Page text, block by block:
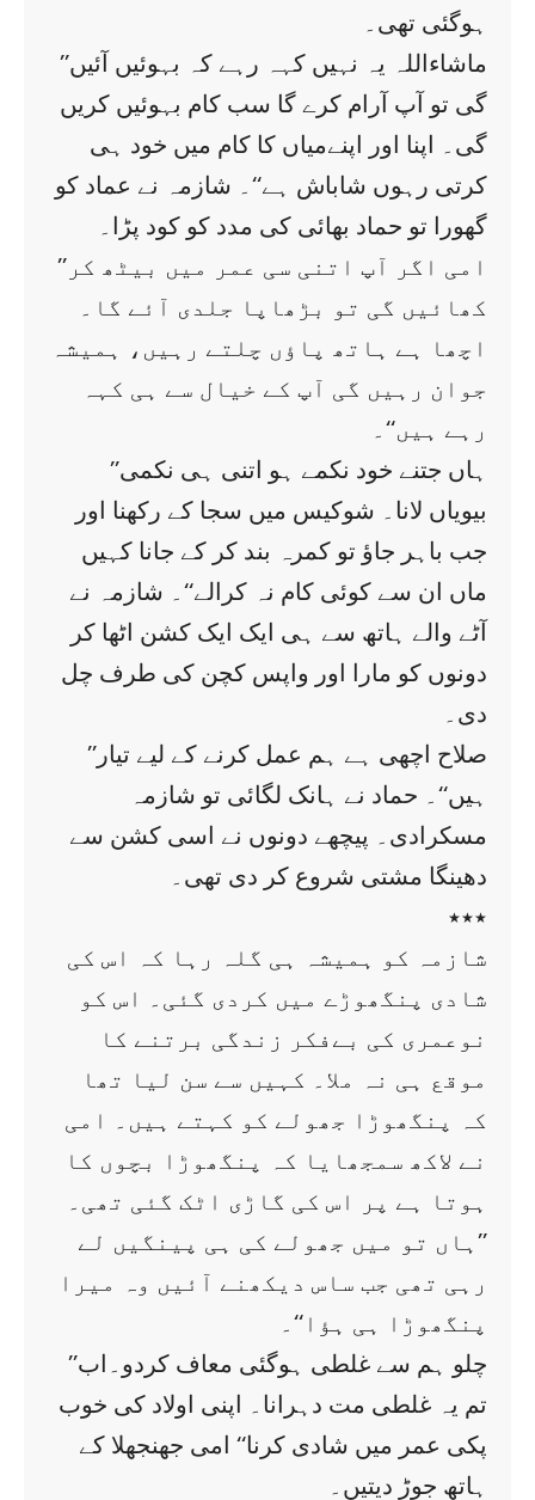
ہوگئی تھی۔
’’ماشاءاللہ یہ نہیں کہہ رہے کہ بہوئیں آئیں
گی تو آپ آرام کرے گا سب کام بہوئیں کریں
گی۔ اپنا اور اپنےمیاں کا کام میں خود ہی
کرتی رہوں شاباش ہے‘‘۔ شازمہ نے عماد کو
گھورا تو حماد بھائی کی مدد کو کود پڑا۔
’’امی اگر آپ اتنی سی عمر میں بیٹھ کر
کھائیں گی تو بڑھاپا جلدی آئے گا۔
اچھا ہے ہاتھ پاؤں چلتے رہیں، ہمیشہ
جوان رہیں گی آپ کے خیال سے ہی کہہ
رہے ہیں‘‘۔
’’ہاں جتنے خود نکمے ہو اتنی ہی نکمی
بیویاں لانا۔ شوکیس میں سجا کے رکھنا اور
جب باہر جاؤ تو کمرہ بند کر کے جانا کہیں
ماں ان سے کوئی کام نہ کرالے‘‘۔ شازمہ نے
آٹے والے ہاتھ سے ہی ایک ایک کشن اٹھا کر
دونوں کو مارا اور واپس کچن کی طرف چل
دی۔
’’صلاح اچھی ہے ہم عمل کرنے کے لیے تیار
ہیں‘‘۔ حماد نے ہانک لگائی تو شازمہ
مسکرادی۔ پیچھے دونوں نے اسی کشن سے
دھینگا مشتی شروع کر دی تھی۔
٭٭٭
شازمہ کو ہمیشہ ہی گلہ رہا کہ اس کی
شادی پنگھوڑے میں کردی گئی۔ اس کو
نوعمری کی بےفکر زندگی برتنے کا
موقع ہی نہ ملا۔ کہیں سے سن لیا تھا
کہ پنگھوڑا جھولے کو کہتے ہیں۔ امی
نے لاکھ سمجھایا کہ پنگھوڑا بچوں کا
ہوتا ہے پر اس کی گاڑی اٹک گئی تھی۔
’’ہاں تو میں جھولے کی ہی پینگیں لے
رہی تھی جب ساس دیکھنے آئیں وہ میرا
پنگھوڑا ہی ہؤا‘‘۔
’’چلو ہم سے غلطی ہوگئی معاف کردو۔اب
تم یہ غلطی مت دہرانا۔ اپنی اولاد کی خوب
پکی عمر میں شادی کرنا‘‘ امی جھنجھلا کے
ہاتھ جوڑ دیتیں۔